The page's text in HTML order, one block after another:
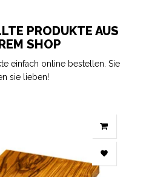
PRODUKTE AUS
SHOP
einfach online bestellen. Sie
sie lieben!
